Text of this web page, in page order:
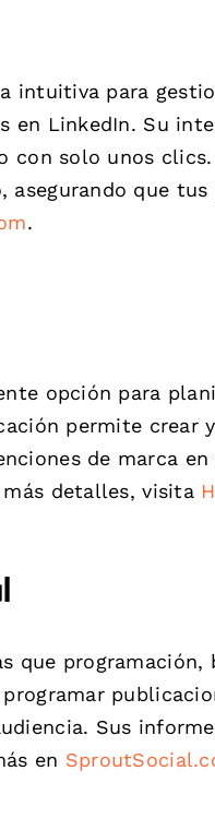
intuitiva para
en LinkedIn. Su
con solo unos
que
.
opción para
permite crear
de marca
detalles, visita
que
Sus
en